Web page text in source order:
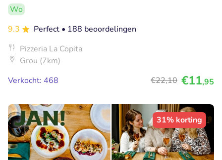
Wo
9.3
Perfect • 188 beoordelingen
Pizzeria La Copita
Grou (7km)
Verkocht: 468
€22,10 €11,95
31% korting